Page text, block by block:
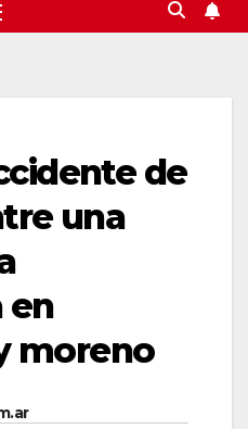
de
una
en
moreno